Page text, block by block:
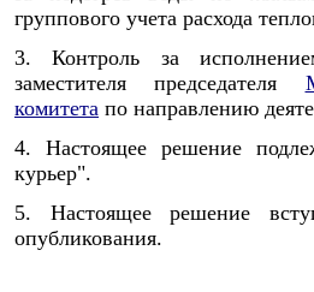
группового учета расхода
3. Контроль за
заместителя председателя
комитета по направлению
4. Настоящее решение
курьер".
5. Настоящее решение
опубликования.